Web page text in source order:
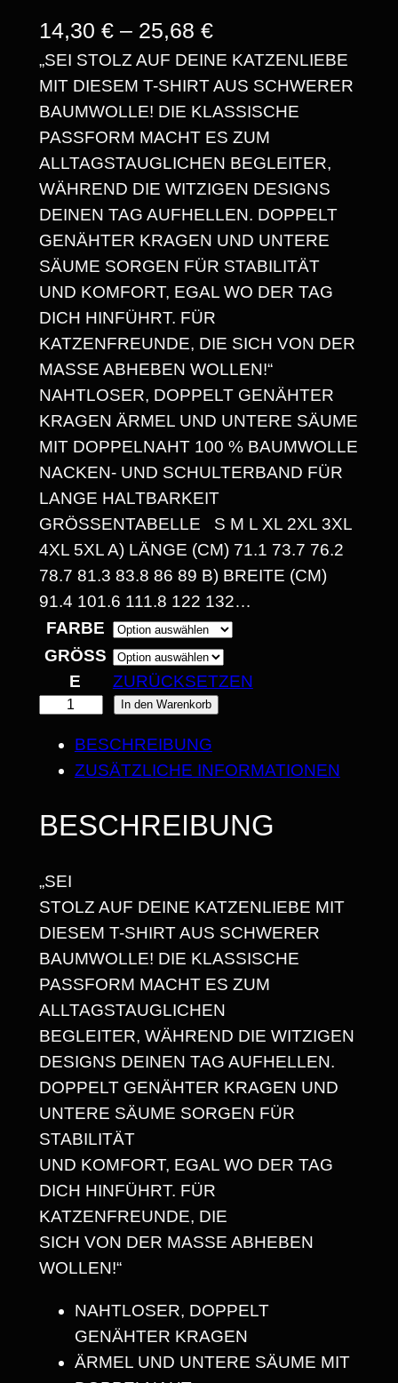
14,30 € – 25,68 €P
R
E
I
S
S
P
A
N
N
E
:
1
4
,
3
0
€
B
I
2
,
8
€
„SEI STOLZ AUF DEINE KATZENLIEBE
MIT DIESEM T-SHIRT AUS SCHWERER
BAUMWOLLE! DIE KLASSISCHE
PASSFORM MACHT ES ZUM
ALLTAGSTAUGLICHEN BEGLEITER,
WÄHREND DIE WITZIGEN DESIGNS
DEINEN TAG AUFHELLEN. DOPPELT
GENÄHTER KRAGEN UND UNTERE
SÄUME SORGEN FÜR STABILITÄT
UND KOMFORT, EGAL WO DER TAG
DICH HINFÜHRT. FÜR
KATZENFREUNDE, DIE SICH VON DER
MASSE ABHEBEN WOLLEN!“
NAHTLOSER, DOPPELT GENÄHTER
KRAGEN ÄRMEL UND UNTERE SÄUME
MIT DOPPELNAHT 100 % BAUMWOLLE
NACKEN- UND SCHULTERBAND FÜR
LANGE HALTBARKEIT
GRÖSSENTABELLE S M L XL 2XL 3XL 4
XL 5XL A) LÄNGE (CM) 71.1 73.7 76.2 7
8.7 81.3 83.8 86 89 B) BREITE (CM) 9
1.4 101.6 111.8 122 132…
FARBE
GRÖSSE
ZURÜCKSETZEN
E
S
I
N
D
D
I
E
W
A
H
R
E
N
H
E
R
In den Warenkorb
BESCHREIBUNG
ZUSÄTZLICHE INFORMATIONEN
BESCHREIBUNG
„SEI
STOLZ AUF DEINE KATZENLIEBE MIT
DIESEM T-SHIRT AUS SCHWERER
BAUMWOLLE! DIE KLASSISCHE
PASSFORM MACHT ES ZUM
ALLTAGSTAUGLICHEN
BEGLEITER, WÄHREND DIE WITZIGEN
DESIGNS DEINEN TAG AUFHELLEN.
DOPPELT GENÄHTER KRAGEN UND
UNTERE SÄUME SORGEN FÜR
STABILITÄT
UND KOMFORT, EGAL WO DER TAG
DICH HINFÜHRT. FÜR
KATZENFREUNDE, DIE
SICH VON DER MASSE ABHEBEN
WOLLEN!“
NAHTLOSER, DOPPELT
GENÄHTER KRAGEN
ÄRMEL UND UNTERE SÄUME MIT